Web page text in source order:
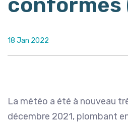
18 Jan 2022
La météo a été à nouveau
décembre 2021, plombant